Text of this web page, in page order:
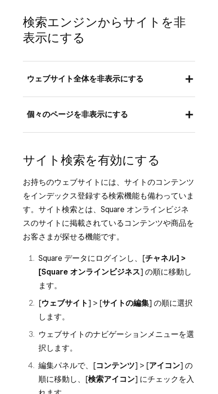
「検索エンジン最適化（SEO）」で、
[SEOを更新
] を選択します。
SEOの詳細を追加し、完了したら [
を選択します。
エディタからサイトを公開し、変更内容が
[ウェブサイト ] > [サイトを編集 ] の順に選
択します。
[ページ設定を表示] を選択します。
ポップアップウィンドウで [SEO] を選択
し、SEOの詳細を追加します。[
] を選
ることを確認します。
られており、検索エンジンが画像の内容を説明
するのに役立ちます。これは、画像が読み込ま
れない場合、またはサイトの訪問者が画像を表
Square データにログインし、[
オンライン
ウェブサイト ] > [
択します。
対象となるページがない場合は、画像のあ
るセクションを新たに追加します。
画像のあるセクションを選択して、任意の
画像を選択すると、編集パネル内に画像メ
ニューが開きます。
画像を説明する代替テキストをテキストボ
ックスに追加します。
サイトを公開し、変更内容が反映されてい
ることを確認します。
検索エンジンからサイトを非
表示にする
ウェブサイト全体を非表示にする
Square データにログインし、[
す。
索エンジン結果から非表示 ] をクリックし
ます。
エディタからサイトを公開
し、変更内容が
反映されていることを確認します。
個々のページを非表示にする
ビジネス] に移動します。
[ ウェブサイト ] > [サイトを編集] の順に選
択します。
非表示にするページを開きます。
編集パネルにある歯車アイコンを選択し、
[ ページ設定を表示] を選択します。
ポップアップウィンドウで [
SEO] を選択
します。
「検索での表示/非表示」で、[
ン結果から非表示] を選択します。[保存]
を選択します。
サイトを公開し、変更内容が反映されてい
ることを確認します。
サイト検索を有効にする
お持ちのウェブサイトには、サイトのコンテンツ
をインデックス登録する検索機能も備わっていま
す。サイト検索とは、Square オンラインビジネ
スのサイトに掲載されているコンテンツや商品を
お客さまが探せる機能です。
Square データにログインし、[チャネル] >
[Square オンラインビジネス] の順に移動し
ます。
[ウェブサイト ] > [サイトの編集] の順に選択
します。
ウェブサイトのナビゲーションメニューを選
択します。
編集パネルで、[コンテンツ] > [アイコン] の
順に移動し、[検索アイコン] にチェックを入